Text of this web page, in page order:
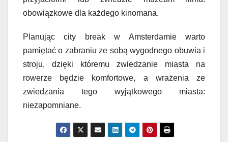
obowiązkowe dla każdego kinomana.
Planując city break w Amsterdamie warto
pamiętać o zabraniu ze sobą wygodnego obuwia i
stroju, dzięki któremu zwiedzanie miasta na
rowerze będzie komfortowe, a wrażenia ze
zwiedzania tego wyjątkowego miasta:
niezapomniane.